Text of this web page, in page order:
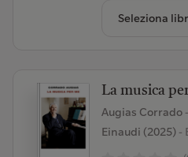
Seleziona
La musica
Augias Corrado
Einaudi (2025)-